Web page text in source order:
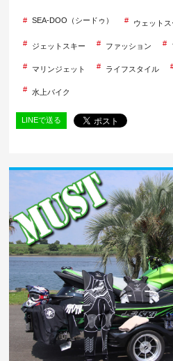
SEA-DOO（シードゥ） ウェットス
ジェットスキー ファッション
マリンジェット ライフスタイル
水上バイク
LINEで送る